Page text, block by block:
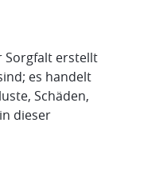
Sorgfalt erstellt
es handelt
Schäden,
dieser